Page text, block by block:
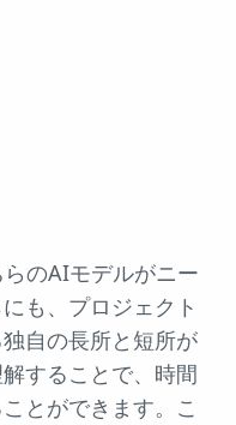
のAIモデルがニー
も、プロジェクト
自の長所と短所が
することで、時間
とができます。こ